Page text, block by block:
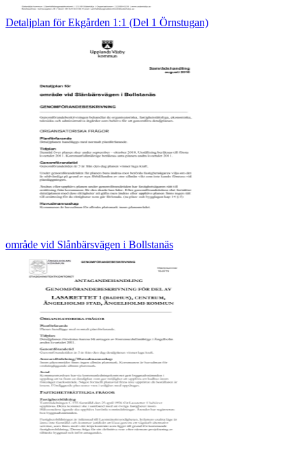
Detaljplan för Ekgården 1:1 (Del 1 Örnstugan)
område vid Slånbärsvägen i Bollstanäs